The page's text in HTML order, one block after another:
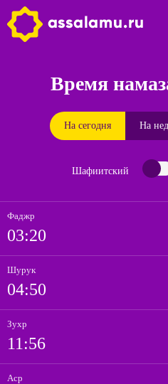
Время
На сегодня На
Шафиитский
Фаджр
03:20
Шурук
04:50
Зухр
11:56
Аср